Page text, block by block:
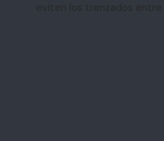
eviten los trenzados entre